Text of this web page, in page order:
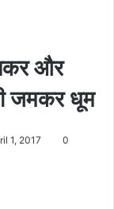
और
जमकर धूम
1, 2017 0